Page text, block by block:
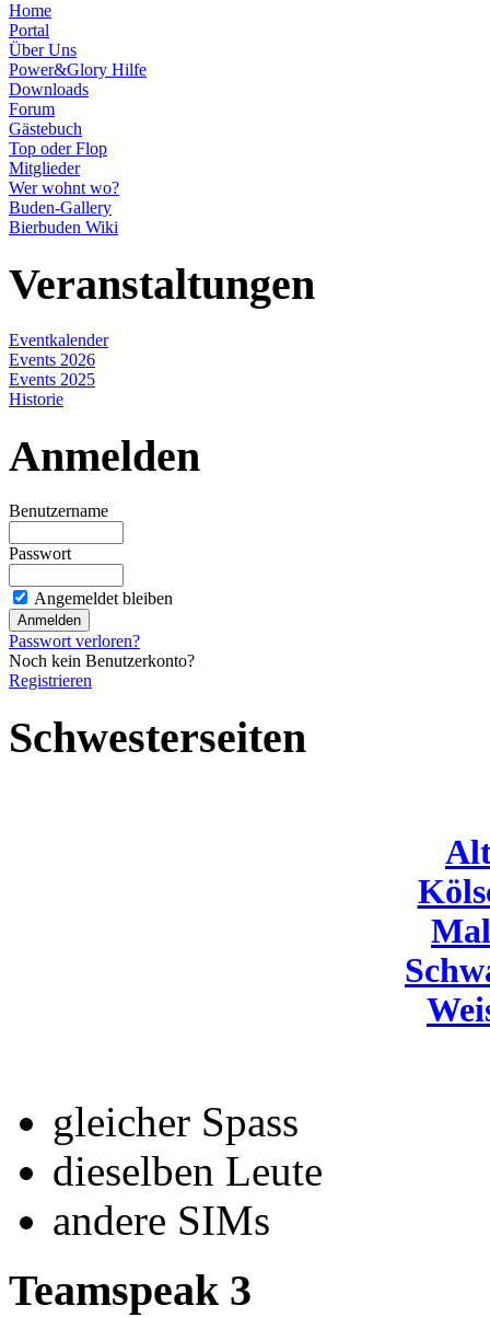
Home
Portal
Über Uns
Power&Glory Hilfe
Downloads
Forum
Gästebuch
Top oder Flop
Mitglieder
Wer wohnt wo?
Buden-Gallery
Bierbuden Wiki
Veranstaltungen
Eventkalender
Events 2026
Events 2025
Historie
Anmelden
Benutzername
Passwort
Angemeldet bleiben
Passwort verloren?
Noch kein Benutzerkonto?
Registrieren
Schwesterseiten
gleicher Spass
dieselben Leute
andere SIMs
Teamspeak 3